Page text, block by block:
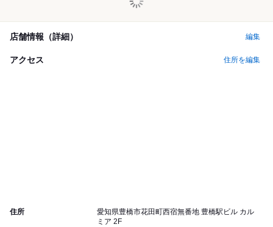
店舗情報（詳細） 編集
アクセス 住所を編集
住所
愛知県豊橋市花田町西宿無番地 豊橋駅ビル カル
ミア 2F